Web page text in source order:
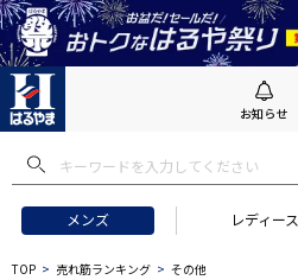
お知らせ
メンズ レディース
TOP 売れ筋ランキング その他